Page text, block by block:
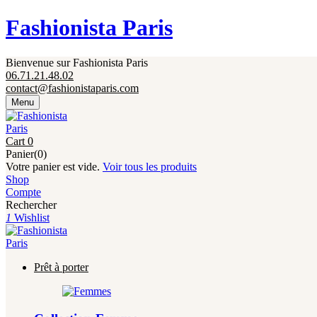
Fashionista Paris
Bienvenue sur Fashionista Paris
06.71.21.48.02
contact@fashionistaparis.com
Menu
Cart 0
Panier(0)
Votre panier est vide. Voir tous les produits
Shop
Compte
Rechercher
1 Wishlist
Prêt à porter
Fermeture annuelle du 17 juillet 16h au 12 août.